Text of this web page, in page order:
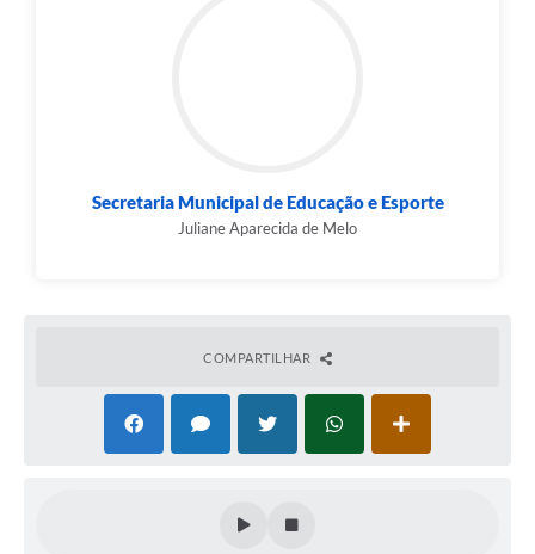
Secretaria Municipal de Educação e Esporte
Juliane Aparecida de Melo
COMPARTILHAR